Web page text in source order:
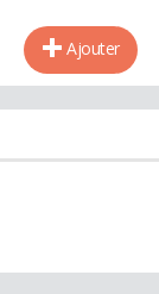
Ajouter